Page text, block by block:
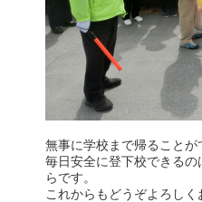
無事に学校まで帰ることが
毎日安全に登下校できる
らです。
これからもどうぞよろし